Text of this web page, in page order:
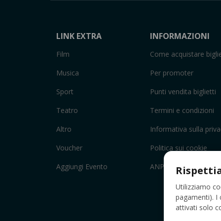
LINK EXTRA
Film
Musica
Sport
Teatro
Altro
Voucher
Aggiungi Evento
INFORMAZIONI
Come acquistare
Per promoter
Punti vendita biglietti
Termini e condizioni
Informativa sulla
Politica sui cookie
ANPC
Utilizziamo
pagamenti). I
attivati solo